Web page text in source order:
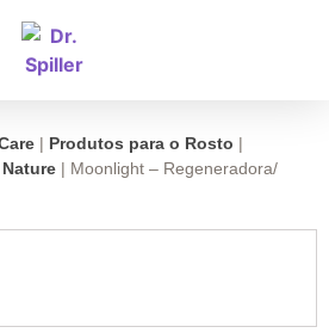
| Produtos para o Rosto |
| Moonlight – Regeneradora/